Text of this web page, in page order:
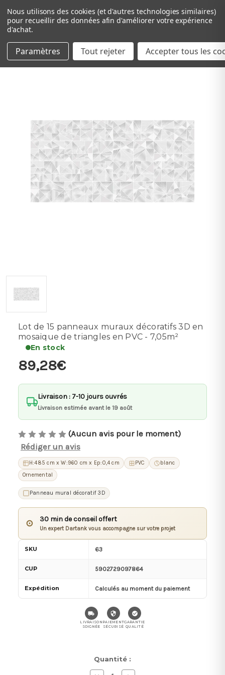
Passer au contenu principal
Lot de 15 panneaux muraux décoratifs 3D en
mosaïque de triangles en PVC - 7,05m²
En stock
89,28€
Livraison : 7-10 jours ouvrés
Livraison estimée avant le 19 août
(Aucun avis pour le moment)
Rédiger un avis
H:485 cm x W:960 cm x Ep:0,4 cm PVC
blanc
Ornemental
Panneau mural décoratif 3D
⊙ 30 min de conseil offert
Un expert Dartank vous accompagne sur votre projet
SKU 63
CUP 5902729097864
Expédition Calculés au moment du paiement
LIVRAISON
SOIGNÉE
PAIEMENT
SÉCURISÉ
GARANTIE
QUALITÉ
Quantité :
Nous utilisons des cookies (et d'autres technologies similaires)
pour recueillir des données afin d'améliorer votre expérience
d'achat.
Paramètres Tout rejeter Accepter tous les